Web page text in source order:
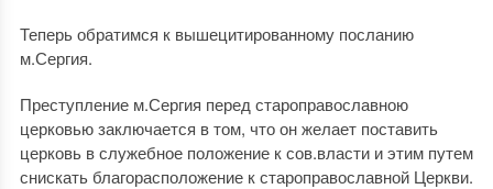
Теперь обратимся к вышецитированному посланию
м.Сергия.
Преступление м.Сергия перед староправославною
церковью заключается в том, что он желает поставить
церковь в служебное положение к сов.власти и этим путем
снискать благорасположение к староправославной Церкви.